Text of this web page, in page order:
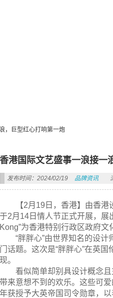
，巨型红心打响第一炮
香港国际文艺盛事一浪接一
发布时间：2024/02/19 品牌资讯
【2月19日，香港】由香
于2月14日情人节正式开展，展
Kong”为香港特别行政区政府文
“胖胖心”由世界知名的设
门话题。这次是“胖胖心”在英
现。
看似简单却别具设计概念
带来意想不到的欢乐。这些可
年获授予大英帝国司令勋章，以